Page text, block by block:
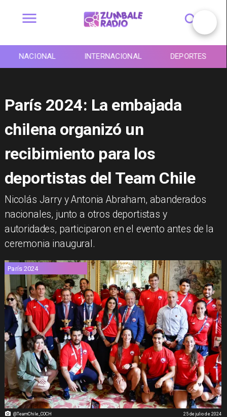
NACIONAL INTERNACIONAL DEPORTES
París 2024: La embajada
chilena organizó un
recibimiento para los
deportistas del Team Chile
​Nicolás Jarry y Antonia Abraham, abanderados
nacionales, junto a otros deportistas y
autoridades, participaron en el evento antes de la
ceremonia inaugural.
@TeamChile_COCH
París 2024
25 de julio de 2024